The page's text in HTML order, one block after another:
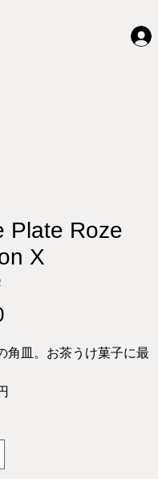
Plate Roze
X
Price
角皿。お茶うけ菓子に最